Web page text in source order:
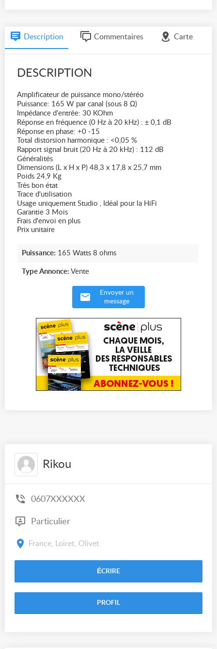
Description Commentaires Carte
DESCRIPTION
Amplificateur de puissance mono/stéréo
Puissance: 165 W par canal (sous 8 Ω)
Impédance d’entrée: 30 KOhm
Réponse en fréquence (0 Hz à 20 kHz) : ± 0,1 dB
Réponse en phase: +0 -15
Total distorsion harmonique : <0,05 %
Rapport signal bruit (20 Hz à 20 kHz) : 112 dB
Généralités
Dimensions (L x H x P) 48,3 x 17,8 x 25,7 mm
Poids 24,9 Kg
Très bon état
Trace d'utilisation
Usage uniquement Studio , Idéal pour la HiFi
Garantie 3 Mois
Frais d'envoi en plus
Prix unitaire
Puissance: 165 Watts 8 ohms
Type Annonce: Vente
Envoyer un
message
Rikou
0607XXXXXX
Particulier
France, Loiret, Olivet
ÉCRIRE
PROFIL